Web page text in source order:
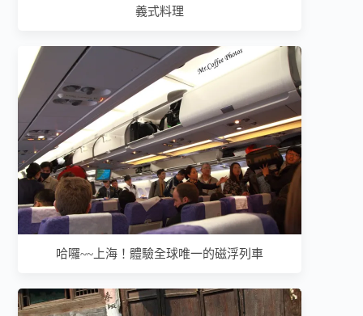
義式料理
哈囉~~上海！體驗全球唯一的磁浮列車